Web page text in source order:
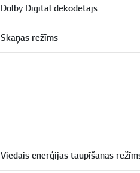
Dolby Digital dekodētājs
Skaņas režīms
Viedais enerģijas taupīšanas